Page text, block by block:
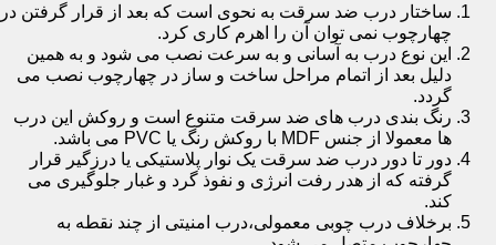
ساختار درب ضد سرقت به نحوی است که بعد از قرار گرفتن در
چهارچوب نمی توان آن را اهرم کاری کرد.
این نوع درب به آسانی و به سرعت نصب می شود و به همین
دلیل بعد از اتمام مراحل ساخت و ساز در چهارچوب نصب می
گردد.
رنگ بندی درب های ضد سرقت متنوع است و روکش این درب
ها معمولا از جنس MDF با روکش رنگ یا PVC می باشد.
دور تا دور درب ضد سرقت یک نوار پلاستیکی یا درزگیر قرار
گرفته که از هدر رفت انرژی و نفوذ گرد و غبار جلوگیری می
کند.
برخلاف درب چوبی معمولی،درب امنیتی از چند نقطه به